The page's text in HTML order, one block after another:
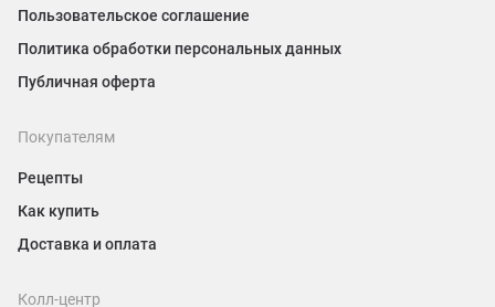
Пользовательское соглашение
Политика обработки персональных данных
Публичная оферта
Покупателям
Рецепты
Как купить
Доставка и оплата
Колл-центр